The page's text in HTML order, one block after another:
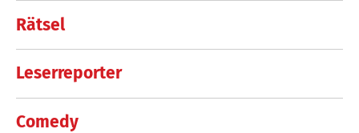
Rätsel
Leserreporter
Comedy